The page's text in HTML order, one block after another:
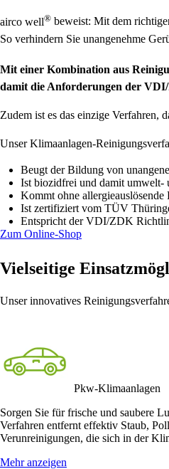
airco well® beweist: Mit dem
So verhindern Sie unangenehme
Mit einer Kombination aus
damit die Anforderungen der
Zudem ist es das einzige
Unser Klimaanlagen-
Beugt der Bildung von
Ist biozidfrei und damit umwelt-
Kommt ohne
Ist zertifiziert vom TÜV
Entspricht der VDI/ZDK
Zum Online-Shop
Vielseitige
Unser innovatives
Pkw-Klimaanlagen
Sorgen Sie für frische und saubere
Verfahren entfernt effektiv Staub,
Verunreinigungen, die sich in der
Mehr anzeigen